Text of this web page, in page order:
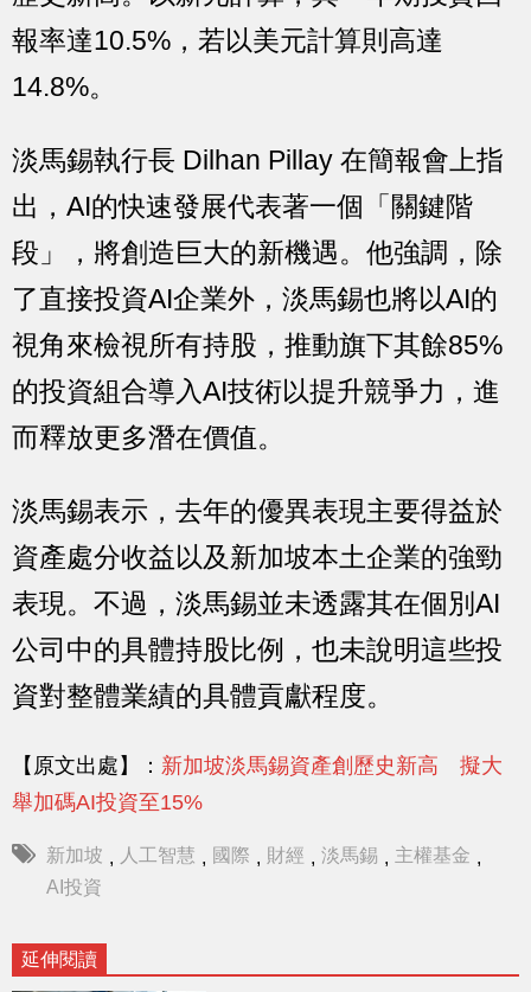
報率達10.5%，若以美元計算則高達
14.8%。
淡馬錫執行長 Dilhan Pillay 在簡報會上指
出，AI的快速發展代表著一個「關鍵階
段」，將創造巨大的新機遇。他強調，除
了直接投資AI企業外，淡馬錫也將以AI的
視角來檢視所有持股，推動旗下其餘85%
的投資組合導入AI技術以提升競爭力，進
而釋放更多潛在價值。
淡馬錫表示，去年的優異表現主要得益於
資產處分收益以及新加坡本土企業的強勁
表現。不過，淡馬錫並未透露其在個別AI
公司中的具體持股比例，也未說明這些投
資對整體業績的具體貢獻程度。
【原文出處】： 新加坡淡馬錫資產創歷史新高 擬大
舉加碼AI投資至15%
新加坡 , 人工智慧 , 國際 , 財經 , 淡馬錫 , 主權基金 ,
AI投資
延伸閱讀